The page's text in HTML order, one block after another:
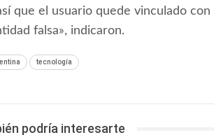
que el usuario quede vinculado
falsa», indicaron.
tecnología
podría interesarte